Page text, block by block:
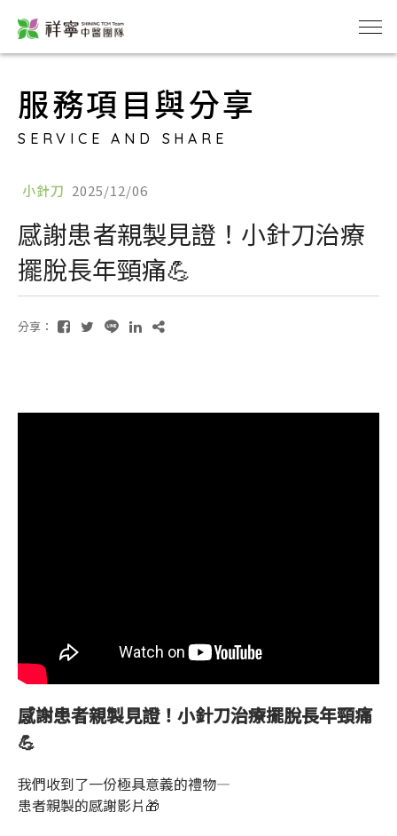
服務項目與分享
SERVICE AND SHARE
小針刀 2025/12/06
感謝患者親製見證！小針刀治療
擺脫長年頸痛💪
分享：
感謝患者親製見證！小針刀治療擺脫長年頸痛
💪
我們收到了一份極具意義的禮物—
患者親製的感謝影片🎁